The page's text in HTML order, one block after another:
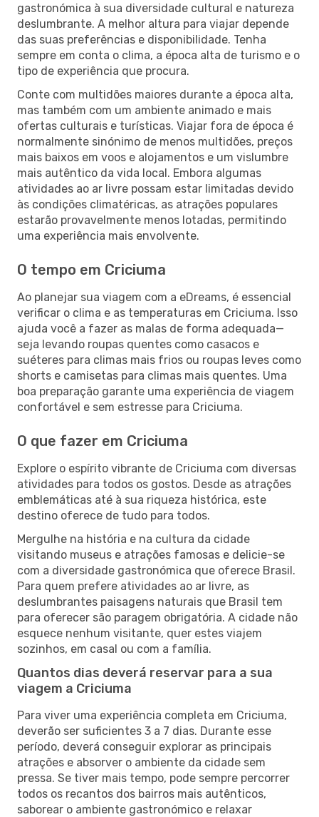
gastronómica à sua diversidade cultural e natureza
deslumbrante. A melhor altura para viajar depende
das suas preferências e disponibilidade. Tenha
sempre em conta o clima, a época alta de turismo e o
tipo de experiência que procura.
Conte com multidões maiores durante a época alta,
mas também com um ambiente animado e mais
ofertas culturais e turísticas. Viajar fora de época é
normalmente sinónimo de menos multidões, preços
mais baixos em voos e alojamentos e um vislumbre
mais autêntico da vida local. Embora algumas
atividades ao ar livre possam estar limitadas devido
às condições climatéricas, as atrações populares
estarão provavelmente menos lotadas, permitindo
uma experiência mais envolvente.
O tempo em Criciuma
Ao planejar sua viagem com a eDreams, é essencial
verificar o clima e as temperaturas em Criciuma. Isso
ajuda você a fazer as malas de forma adequada—
seja levando roupas quentes como casacos e
suéteres para climas mais frios ou roupas leves como
shorts e camisetas para climas mais quentes. Uma
boa preparação garante uma experiência de viagem
confortável e sem estresse para Criciuma.
O que fazer em Criciuma
Explore o espírito vibrante de Criciuma com diversas
atividades para todos os gostos. Desde as atrações
emblemáticas até à sua riqueza histórica, este
destino oferece de tudo para todos.
Mergulhe na história e na cultura da cidade
visitando museus e atrações famosas e delicie-se
com a diversidade gastronómica que oferece Brasil.
Para quem prefere atividades ao ar livre, as
deslumbrantes paisagens naturais que Brasil tem
para oferecer são paragem obrigatória. A cidade não
esquece nenhum visitante, quer estes viajem
sozinhos, em casal ou com a família.
Quantos dias deverá reservar para a sua
viagem a Criciuma
Para viver uma experiência completa em Criciuma,
deverão ser suficientes 3 a 7 dias. Durante esse
período, deverá conseguir explorar as principais
atrações e absorver o ambiente da cidade sem
pressa. Se tiver mais tempo, pode sempre percorrer
todos os recantos dos bairros mais autênticos,
saborear o ambiente gastronómico e relaxar